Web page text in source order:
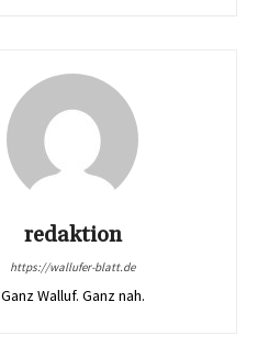
redaktion
https://wallufer-blatt.de
Ganz Walluf. Ganz nah.